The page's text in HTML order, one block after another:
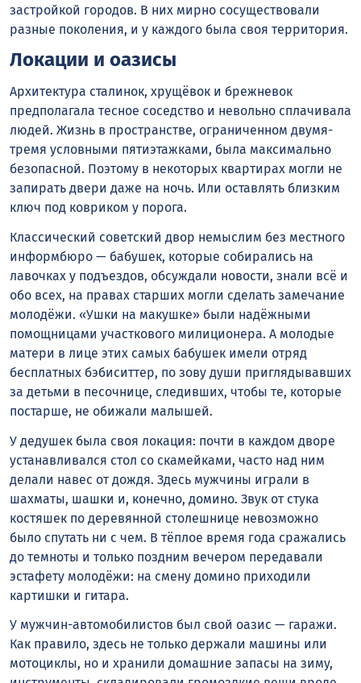
застройкой городов. В них мирно сосуществовали
разные поколения, и у каждого была своя территория.
Локации и оазисы
Архитектура сталинок, хрущёвок и брежневок
предполагала тесное соседство и невольно сплачивала
людей. Жизнь в пространстве, ограниченном двумя-
тремя условными пятиэтажками, была максимально
безопасной. Поэтому в некоторых квартирах могли не
запирать двери даже на ночь. Или оставлять близким
ключ под ковриком у порога.
Классический советский двор немыслим без местного
информбюро — бабушек, которые собирались на
лавочках у подъездов, обсуждали новости, знали всё и
обо всех, на правах старших могли сделать замечание
молодёжи. «Ушки на макушке» были надёжными
помощницами участкового милиционера. А молодые
матери в лице этих самых бабушек имели отряд
бесплатных бэбиситтер, по зову души приглядывавших
за детьми в песочнице, следивших, чтобы те, которые
постарше, не обижали малышей.
У дедушек была своя локация: почти в каждом дворе
устанавливался стол со скамейками, часто над ним
делали навес от дождя. Здесь мужчины играли в
шахматы, шашки и, конечно, домино. Звук от стука
костяшек по деревянной столешнице невозможно
было спутать ни с чем. В тёплое время года сражались
до темноты и только поздним вечером передавали
эстафету молодёжи: на смену домино приходили
картишки и гитара.
У мужчин-автомобилистов был свой оазис — гаражи.
Как правило, здесь не только держали машины или
мотоциклы, но и хранили домашние запасы на зиму,